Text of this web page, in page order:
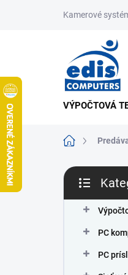
Kamerové
VÝPOČTOVÁ
Domov
B
č
kategórie
PC
PC